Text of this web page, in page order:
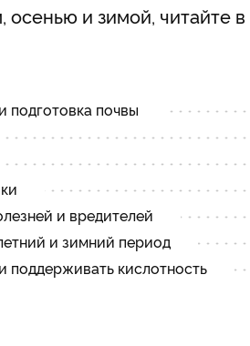
и зимой, читайте в
подготовка почвы
и вредителей
и зимний период
поддерживать кислотность